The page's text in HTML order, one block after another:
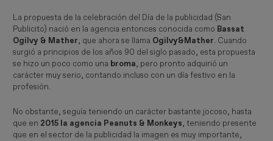
La propuesta de la celebración del Día de la publicidad (San
Publicito) nació en la agencia entonces conocida como Bassat
Ogilvy & Mather, que ahora se llama Ogilvy&Mather. Cuando
surgió a principios de los años 90 del siglo pasado, esta propuesta
se hizo un poco como una broma, pero pronto adquirió un
carácter muy serio, contando incluso con un día festivo en la
profesión.
No obstante, seguía teniendo un carácter bastante jocoso, hasta
que en 2015 la agencia Peanuts & Monkeys, teniendo presente
que en el sector de la publicidad la imagen es muy importante,